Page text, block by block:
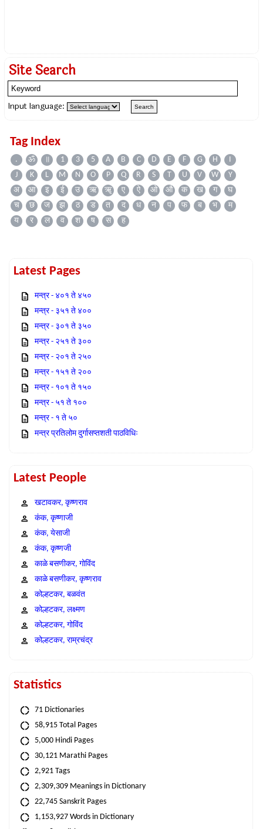
Site Search
Input language:
Tag Index
. ॐ ॥ 1 3 5 A B C D E F G H
I
J
K L M N O P Q R S T U V W
Y
अ
आ इ ई उ ऋ ॠ ए ऐ ओ औ क ख ग
घ
च
छ ज झ ठ ड त द ध न प फ ब भ
म
य
र ल व श ष स ह
Latest Pages
मन्त्र - ४०१ ते ४५०
मन्त्र - ३५१ ते ४००
मन्त्र - ३०१ ते ३५०
मन्त्र - २५१ ते ३००
मन्त्र - २०१ ते २५०
मन्त्र - १५१ ते २००
मन्त्र - १०१ ते १५०
मन्त्र - ५१ ते १००
मन्त्र - १ ते ५०
मन्त्र प्रतिलोम दुर्गासप्तशती पाठविधिः
Latest People
खटावकर, कृष्णराव
कंक, कृष्णाजी
कंक, येसाजी
कंक, कृष्णजी
काळे बसणीकर, गोविंद
काळे बसणीकर, कृष्णराव
कोल्हटकर, बळवंत
कोल्हटकर, लक्ष्मण
कोल्हटकर, गोविंद
कोल्हटकर, राम्रचंद्र
Statistics
71 Dictionaries
58,915 Total Pages
5,000 Hindi Pages
30,121 Marathi Pages
2,921 Tags
2,309,309 Meanings in Dictionary
22,745 Sanskrit Pages
1,153,927 Words in Dictionary